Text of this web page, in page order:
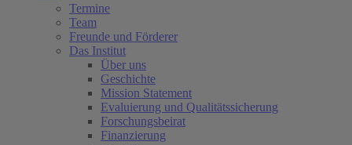
Termine
Team
Freunde und Förderer
Das Institut
Über uns
Geschichte
Mission Statement
Evaluierung und Qualitätssicherung
Forschungsbeirat
Finanzierung